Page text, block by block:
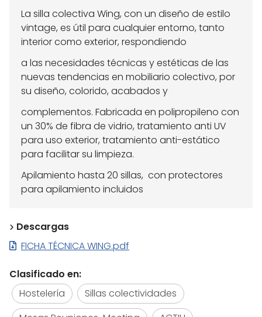
La silla colectiva Wing, con un diseño de estilo
vintage, es útil para cualquier entorno, tanto
interior como exterior, respondiendo
a las necesidades técnicas y estéticas de las
nuevas tendencias en mobiliario colectivo, por
su diseño, colorido, acabados y
complementos. Fabricada en polipropileno con
un 30% de fibra de vidrio, tratamiento anti UV
para uso exterior, tratamiento anti-estático
para facilitar su limpieza.
Apilamiento hasta 20 sillas, con protectores
para apilamiento incluidos
Descargas
FICHA TÉCNICA WING.pdf
Clasificado en:
Hostelería
Sillas colectividades